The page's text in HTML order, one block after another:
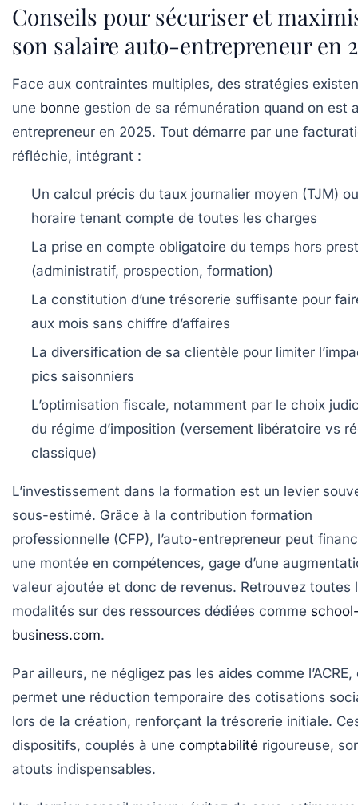
Conseils pour sécuriser et
son salaire auto-entrepreneur en
Face aux contraintes multiples, des stratégies
une bonne gestion de sa rémunération quand on est
entrepreneur en 2025. Tout démarre par une
réfléchie, intégrant :
Un calcul précis du taux journalier moyen (TJM) ou
horaire tenant compte de toutes les charges
La prise en compte obligatoire du temps hors
(administratif, prospection, formation)
La constitution d’une trésorerie suffisante pour
aux mois sans chiffre d’affaires
La diversification de sa clientèle pour limiter
pics saisonniers
L’optimisation fiscale, notamment par le choix
du régime d’imposition (versement libératoire vs
classique)
L’investissement dans la formation est un levier
sous-estimé. Grâce à la contribution formation
professionnelle (CFP), l’auto-entrepreneur peut
une montée en compétences, gage d’une
valeur ajoutée et donc de revenus. Retrouvez toutes
modalités sur des ressources dédiées comme
business.com.
Par ailleurs, ne négligez pas les aides comme l’ACRE,
permet une réduction temporaire des cotisations
lors de la création, renforçant la trésorerie initiale.
dispositifs, couplés à une comptabilité rigoureuse,
atouts indispensables.